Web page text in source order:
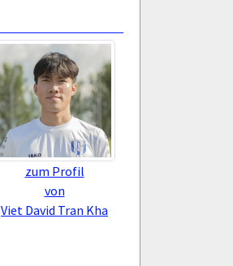
zum Profil
von
Viet David Tran Kha